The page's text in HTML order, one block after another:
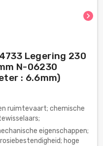
chevron_right
Legering 230
N-06230
: 6.6mm)
ruimtevaart; chemische
eigenschappen;
hoge